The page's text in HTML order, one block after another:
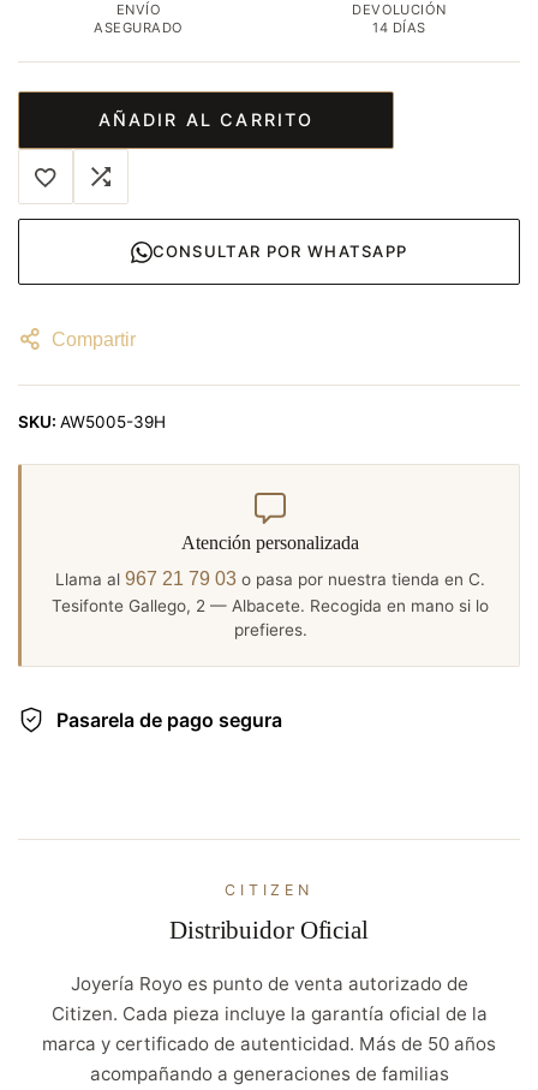
ENVÍO
ASEGURADO
DEVOLUCIÓN
14 DÍAS
AÑADIR AL CARRITO
CONSULTAR POR WHATSAPP
Compartir
SKU: AW5005-39H
Atención personalizada
Llama al 967 21 79 03 o pasa por nuestra tienda en C.
Tesifonte Gallego, 2 — Albacete. Recogida en mano si lo
prefieres.
Pasarela de pago segura
CITIZEN
Distribuidor Oficial
Joyería Royo es punto de venta autorizado de
Citizen. Cada pieza incluye la garantía oficial de la
marca y certificado de autenticidad. Más de 50 años
acompañando a generaciones de familias